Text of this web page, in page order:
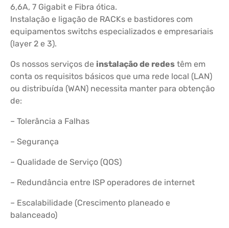
6,6A, 7 Gigabit e Fibra ótica.
Instalação e ligação de RACKs e bastidores com
equipamentos switchs especializados e empresariais
(layer 2 e 3).
Os nossos serviços de instalação de redes têm em
conta os requisitos básicos que uma rede local (LAN)
ou distribuída (WAN) necessita manter para obtenção
de:
– Tolerância a Falhas
– Segurança
– Qualidade de Serviço (QOS)
– Redundância entre ISP operadores de internet
– Escalabilidade (Crescimento planeado e
balanceado)